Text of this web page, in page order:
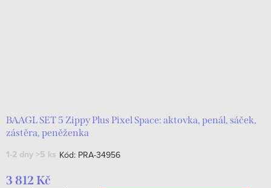
BAAGL SET 5 Zippy Plus Pixel Space: aktovka, penál, sáček,
zástěra, peněženka
1-2 dny >5 ks Kód: PRA-34956
3 812 Kč